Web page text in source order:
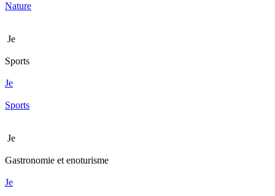
Nature
Je
Sports
Je
Sports
Je
Gastronomie et enoturisme
Je